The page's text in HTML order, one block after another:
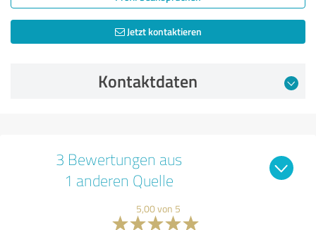
Jetzt kontaktieren
Kontaktdaten
3 Bewertungen aus
1 anderen Quelle
5,00 von 5